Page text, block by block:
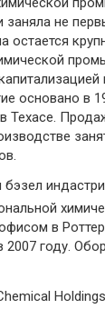
заняла не
остается
основано в
Техасе.
в
2007 году.